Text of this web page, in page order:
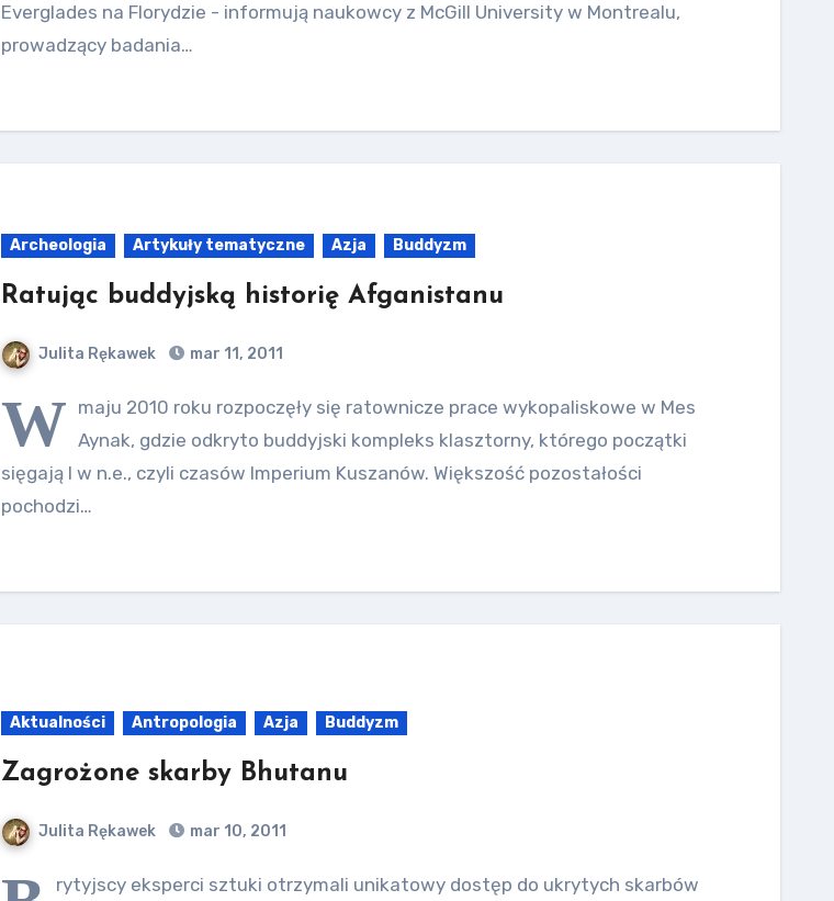
Everglades na Florydzie - informują naukowcy z McGill University w Montrealu,
prowadzący badania…
Archeologia Artykuły tematyczne Azja Buddyzm
Ratując buddyjską historię Afganistanu
Julita Rękawek mar 11, 2011
W maju 2010 roku rozpoczęły się ratownicze prace wykopaliskowe w Mes
Aynak, gdzie odkryto buddyjski kompleks klasztorny, którego początki
sięgają I w n.e., czyli czasów Imperium Kuszanów. Większość pozostałości
pochodzi…
Aktualności Antropologia Azja Buddyzm
Zagrożone skarby Bhutanu
Julita Rękawek mar 10, 2011
rytyjscy eksperci sztuki otrzymali unikatowy dostęp do ukrytych skarbów